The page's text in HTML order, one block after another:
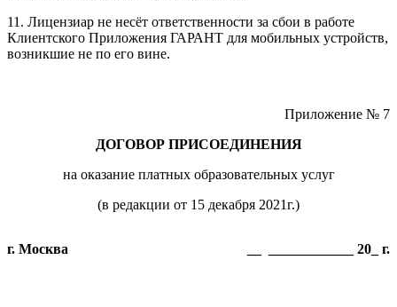
11. Лицензиар не несёт ответственности за сбои в работе
Клиентского Приложения ГАРАНТ для мобильных устройств,
возникшие не по его вине.
Приложение № 7
ДОГОВОР ПРИСОЕДИНЕНИЯ
на оказание платных образовательных услуг
(в редакции от 15 декабря 2021г.)
г. Москва __ ____________ 20_ г.